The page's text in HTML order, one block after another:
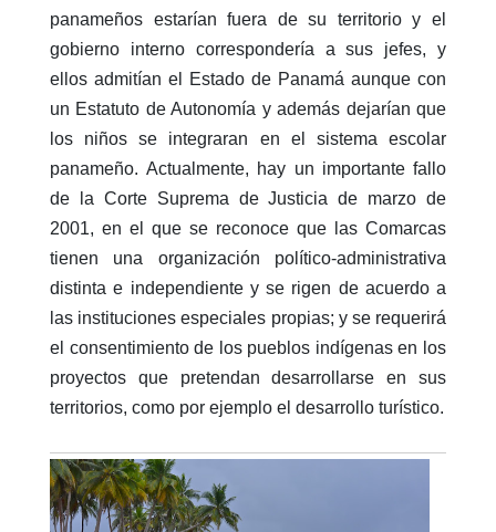
panameños estarían fuera de su territorio y el
gobierno interno correspondería a sus jefes, y
ellos admitían el Estado de Panamá aunque con
un Estatuto de Autonomía y además dejarían que
los niños se integraran en el sistema escolar
panameño. Actualmente, hay un importante fallo
de la Corte Suprema de Justicia de marzo de
2001, en el que se reconoce que las Comarcas
tienen una organización político-administrativa
distinta e independiente y se rigen de acuerdo a
las instituciones especiales propias; y se requerirá
el consentimiento de los pueblos indígenas en los
proyectos que pretendan desarrollarse en sus
territorios, como por ejemplo el desarrollo turístico.